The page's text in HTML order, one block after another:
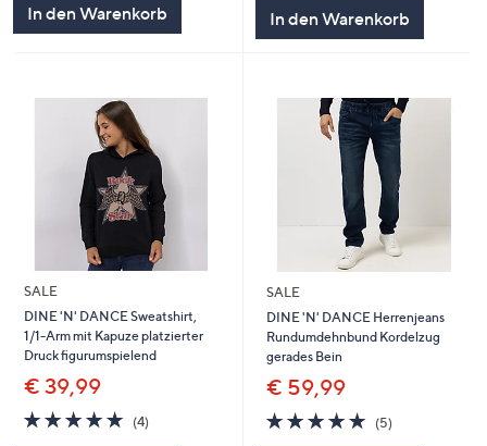
In den Warenkorb In den Warenkorb
SALE
DINE 'N' DANCE Sweatshirt,
1/1-Arm mit Kapuze platzierter
Druck figurumspielend
€ 39,99
5.0
von
(4)4
SALE
DINE 'N' DANCE Herrenjeans
Rundumdehnbund Kordelzug
gerades Bein
€ 59,99
5.0
von
(5)